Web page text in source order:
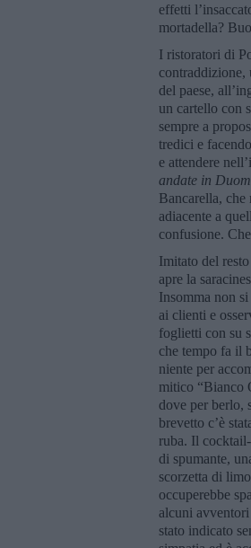
effetti
mortadella?
I ristoratori di
contraddizione,
del paese,
un cartello con
sempre a
tredici e
e attendere
andate in
Bancarella, che
adiacente a
confusione.
Imitato del
apre la
Insomma non
ai clienti e
foglietti con su
che tempo fa il
niente per
mitico “Bianco
dove per berlo,
brevetto c’è
ruba. Il
di spumante,
scorzetta di
occuperebbe
alcuni avventori
stato indicato